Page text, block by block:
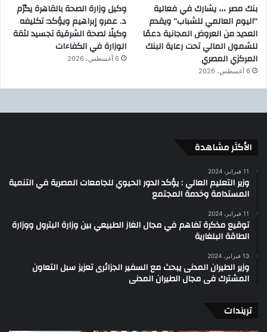
بنك مصر ،،، يشارك في فعالية
“اليوم العالمي للشباب” ويقدم
العديد من العروض المجانية دعمًا
للشمول المالي تحت رعاية البنك
المركزي المصري
6 أغسطس، 2026
وكيل وزارة الصحة بالقاهرة يكرّم
د. عمرو إبراهيم ويؤكد: تكليفه
وكيلًا لصحة الشرقية تجسيد لثقة
الوزارة في الكفاءات
6 أغسطس، 2026
الأكثر مشاهدة
11 فبراير، 2024
وزير التعليم العالي : يؤكد الدور الحيوي للجامعات المصرية في التنمية
المستدامة وخدمة المجتمع
11 فبراير، 2024
توقيع مذكرة تفاهم في مجال الغاز الطبيعي بين وزارة البترول ووزارة
الطاقة البلغارية
13 فبراير، 2024
وزير الطيران المدنى يبحث مع السفير الجزائرى تعزيز سبل التعاون
المشترك فى مجال الطيران المدنى
تريندات